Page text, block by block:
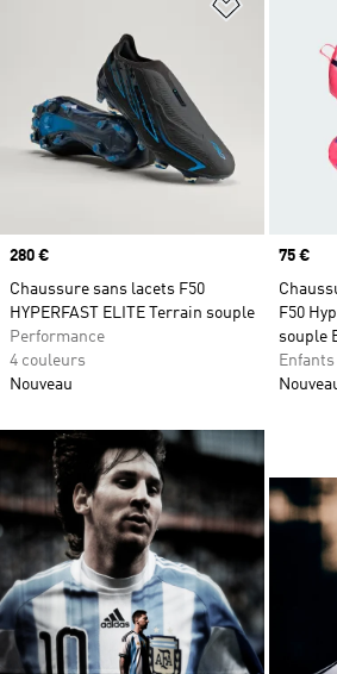
Prix
280 €
Chaussure sans lacets F50
HYPERFAST ELITE Terrain souple
Performance
4 couleurs
Nouveau
Prix
75 €
F50
souple